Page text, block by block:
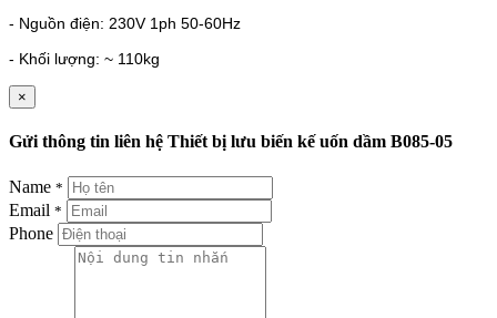
- Nguồn điện: 230V 1ph 50-60Hz
- Khối lượng: ~ 110kg
×
Gửi thông tin liên hệ Thiết bị lưu biến kế uốn dầm B085-05
Name *
Email *
Phone